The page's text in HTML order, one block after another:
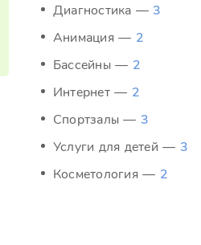
Диагностика — 3
Анимация — 2
Бассейны — 2
Интернет — 2
Спортзалы — 3
Услуги для детей — 3
Косметология — 2